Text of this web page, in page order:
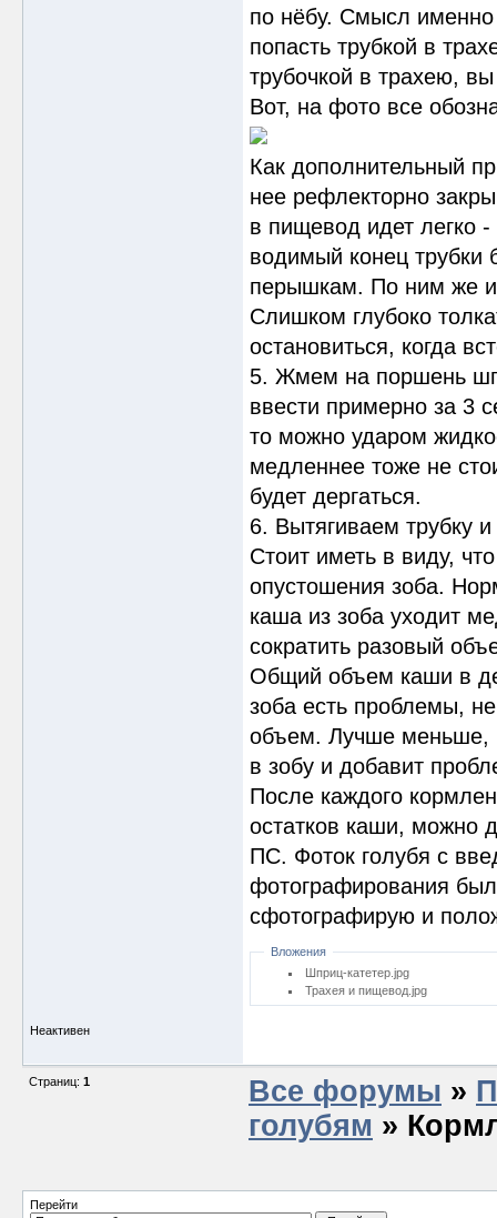
по нёбу. Смысл именно
попасть трубкой в
трубочкой в трахею,
Вот, на фото все
Как дополнительный
нее рефлекторно
в пищевод идет легко
водимый конец
перышкам. По ним же и
Слишком глубоко
остановиться, когда
5. Жмем на поршень
ввести примерно за 3
то можно ударом
медленнее тоже не
будет дергаться.
6. Вытягиваем трубку
Стоит иметь в виду,
опустошения зоба.
каша из зоба уходит
сократить разовый
Общий объем каши в
зоба есть проблемы,
объем. Лучше меньше,
в зобу и добавит
После каждого
остатков каши, можно
ПС. Фоток голубя с
фотографирования
сфотографирую и
Вложения
Шприц-катетер.jpg
Трахея и пищевод.jpg
Неактивен
Страниц: 1 Все форумы »
голубям »
Перейти